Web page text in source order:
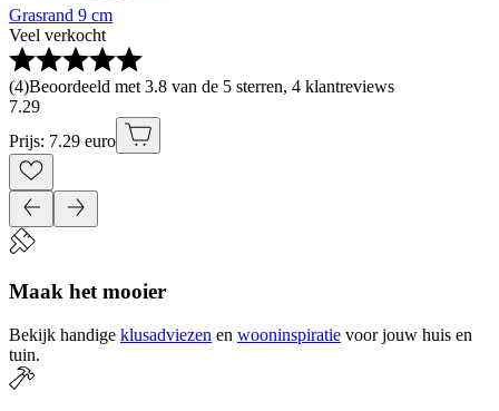
Grasrand 9 cm
Veel verkocht
(4)Beoordeeld met 3.8 van de 5 sterren, 4 klantreviews
7.29
Prijs: 7.29 euro
Maak het mooier
Bekijk handige klusadviezen en wooninspiratie voor jouw huis en
tuin.